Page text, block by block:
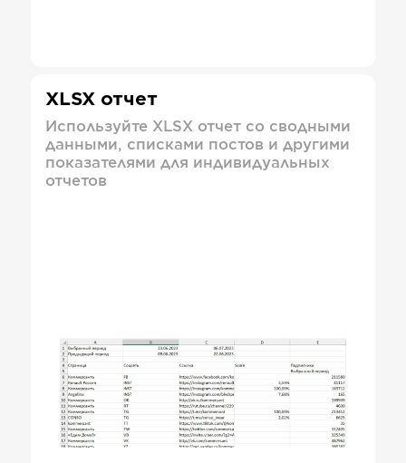
XLSX отчет
Используйте XLSX отчет со сводными
данными, списками постов и другими
показателями для индивидуальных
отчетов